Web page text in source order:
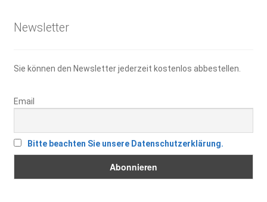
Newsletter
Sie können den Newsletter jederzeit kostenlos abbestellen.
Email
Bitte beachten Sie unsere Datenschutzerklärung.